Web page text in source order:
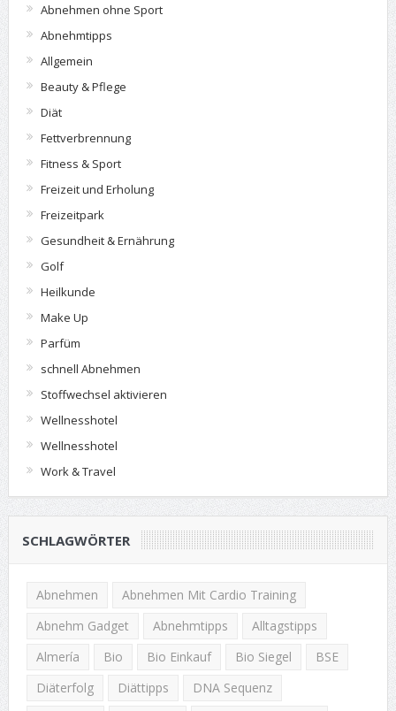
Abnehmen ohne Sport
Abnehmtipps
Allgemein
Beauty & Pflege
Diät
Fettverbrennung
Fitness & Sport
Freizeit und Erholung
Freizeitpark
Gesundheit & Ernährung
Golf
Heilkunde
Make Up
Parfüm
schnell Abnehmen
Stoffwechsel aktivieren
Wellnesshotel
Wellnesshotel
Work & Travel
SCHLAGWÖRTER
Abnehmen
Abnehmen Mit Cardio Training
Abnehm Gadget
Abnehmtipps
Alltagstipps
Almería
Bio Bio Einkauf Bio Siegel
BSE
Diäterfolg
Diättipps
DNA Sequenz